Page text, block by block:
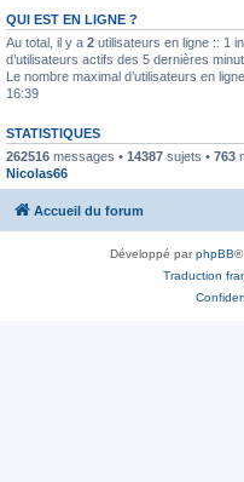
QUI EST EN LIGNE ?
Au total, il y a 2 utilisateurs en ligne :: 1
d’utilisateurs actifs des 5 dernières
Le nombre maximal d’utilisateurs en
16:39
STATISTIQUES
262516 messages • 14387 sujets • 763
Nicolas66
Accueil du forum
Développé parphpBB®
Traduction